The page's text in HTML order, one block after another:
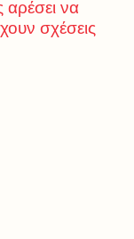
αρέσει να
σχέσεις